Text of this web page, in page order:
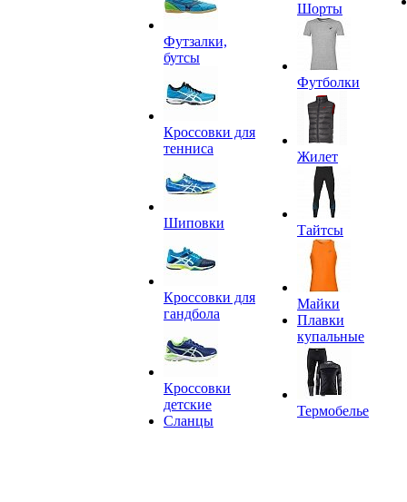
Футзалки,
бутсы
Кроссовки для
тенниса
Шиповки
Кроссовки для
гандбола
Кроссовки
детские
Сланцы
Шорты
Футболки
Жилет
Тайтсы
Майки
Плавки
купальные
Термобелье